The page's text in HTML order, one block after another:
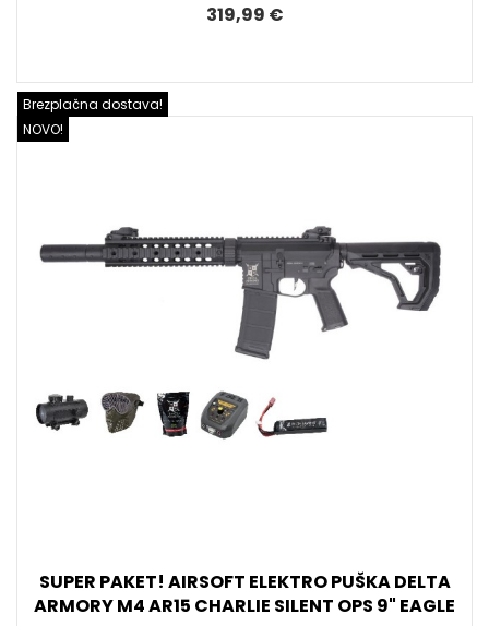
319,99 €
NOVO!
Brezplačna dostava!
SUPER PAKET! AIRSOFT ELEKTRO PUŠKA DELTA
ARMORY M4 AR15 CHARLIE SILENT OPS 9" EAGLE